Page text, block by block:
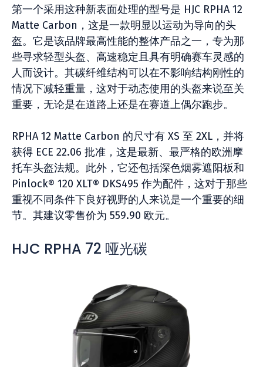
第一个采用这种新表面处理的型号是 HJC RPHA 12
Matte Carbon，这是一款明显以运动为导向的头
盔。它是该品牌最高性能的整体产品之一，专为那
些寻求轻型头盔、高速稳定且具有明确赛车灵感的
人而设计。其碳纤维结构可以在不影响结构刚性的
情况下减轻重量，这对于动态使用的头盔来说至关
重要，无论是在道路上还是在赛道上偶尔跑步。
RPHA 12 Matte Carbon 的尺寸有 XS 至 2XL，并将
获得 ECE 22.06 批准，这是最新、最严格的欧洲摩
托车头盔法规。此外，它还包括深色烟雾遮阳板和
Pinlock® 120 XLT® DKS495 作为配件，这对于那些
重视不同条件下良好视野的人来说是一个重要的细
节。其建议零售价为 559.90 欧元。
HJC RPHA 72 哑光碳